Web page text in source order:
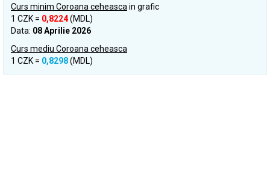
Curs minim Coroana ceheasca in grafic
1 CZK = 0,8224(MDL)
Data: 08 Aprilie 2026
Curs mediu Coroana ceheasca
1 CZK = 0,8298(MDL)